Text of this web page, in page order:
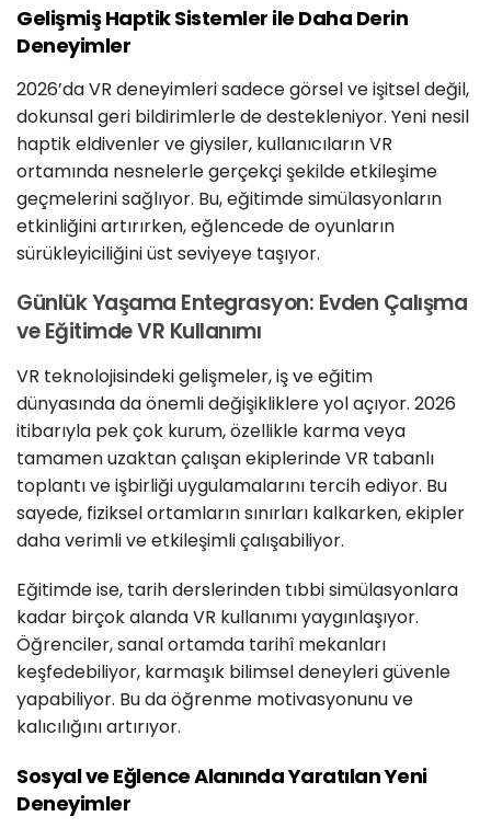
Gelişmiş Haptik Sistemler ile Daha Derin
Deneyimler
2026’da VR deneyimleri sadece görsel ve işitsel değil,
dokunsal geri bildirimlerle de destekleniyor. Yeni nesil
haptik eldivenler ve giysiler, kullanıcıların VR
ortamında nesnelerle gerçekçi şekilde etkileşime
geçmelerini sağlıyor. Bu, eğitimde simülasyonların
etkinliğini artırırken, eğlencede de oyunların
sürükleyiciliğini üst seviyeye taşıyor.
Günlük Yaşama Entegrasyon: Evden Çalışma
ve Eğitimde VR Kullanımı
VR teknolojisindeki gelişmeler, iş ve eğitim
dünyasında da önemli değişikliklere yol açıyor. 2026
itibarıyla pek çok kurum, özellikle karma veya
tamamen uzaktan çalışan ekiplerinde VR tabanlı
toplantı ve işbirliği uygulamalarını tercih ediyor. Bu
sayede, fiziksel ortamların sınırları kalkarken, ekipler
daha verimli ve etkileşimli çalışabiliyor.
Eğitimde ise, tarih derslerinden tıbbi simülasyonlara
kadar birçok alanda VR kullanımı yaygınlaşıyor.
Öğrenciler, sanal ortamda tarihî mekanları
keşfedebiliyor, karmaşık bilimsel deneyleri güvenle
yapabiliyor. Bu da öğrenme motivasyonunu ve
kalıcılığını artırıyor.
Sosyal ve Eğlence Alanında Yaratılan Yeni
Deneyimler